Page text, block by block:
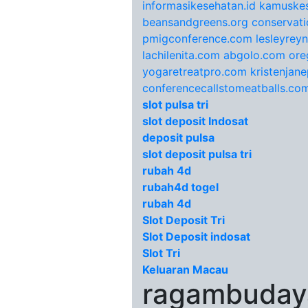
informasikesehatan.id
beansandgreens.org
pmigconference.com
lachilenita.com abgolo.com
yogaretreatpro.com
slot pulsa tri
slot deposit Indosat
deposit pulsa
slot deposit pulsa tri
rubah 4d
rubah4d togel
rubah 4d
Slot Deposit Tri
Slot Deposit indosat
Slot Tri
Keluaran Macau